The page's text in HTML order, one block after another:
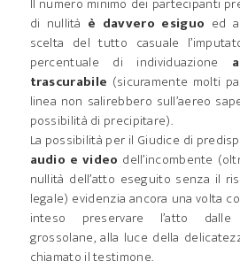
di nullità è davvero esiguo ed
scelta del tutto casuale
percentuale di individuazione
trascurabile (sicuramente molti
linea non salirebbero sull’aereo
possibilità di precipitare).
La possibilità per il Giudice di
audio e video dell’incombente
nullità dell’atto eseguito senza il
legale) evidenzia ancora una volta
inteso preservare l’atto dalle
grossolane, alla luce della
chiamato il testimone.